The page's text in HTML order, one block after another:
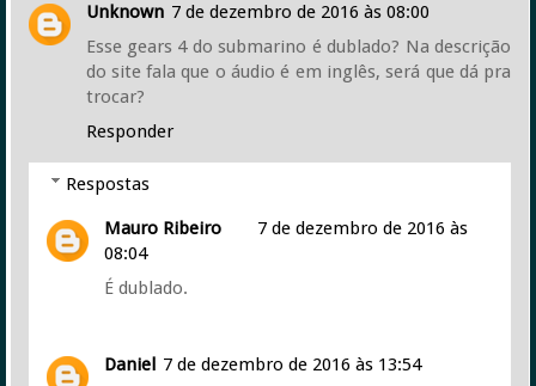
Unknown 7 de dezembro de 2016 às 08:00
Esse gears 4 do submarino é dublado? Na descrição
do site fala que o áudio é em inglês, será que dá pra
trocar?
Responder
Respostas
Mauro Ribeiro
7 de dezembro de 2016 às
08:04
É dublado.
Daniel 7 de dezembro de 2016 às 13:54